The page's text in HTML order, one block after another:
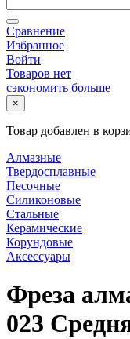
Сравнение
Избранное
Войти
Товаров нет
сэкономить больше
×
Товар добавлен в
Алмазные
Твердосплавные
Песочные
Силиконовые
Стальные
Керамические
Корундовые
Аксессуары
Фреза
023